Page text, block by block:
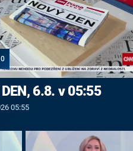
DEN, 6.8. v 05:55
05:55